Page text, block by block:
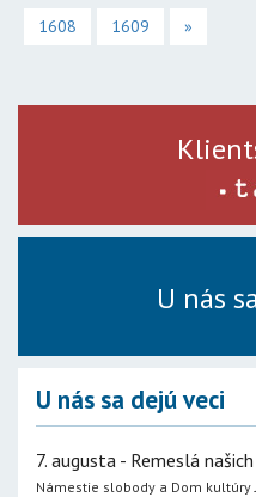
1608
1609 »
U nás
U nás sa dejú veci
7. augusta - Remeslá
Námestie slobody a Dom kultúry